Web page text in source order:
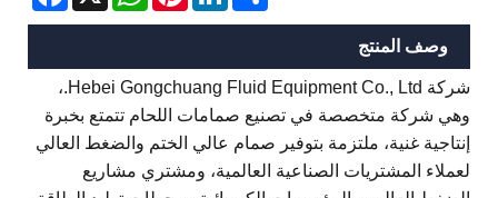
وصف المنتج
شركة Hebei Gongchuang Fluid Equipment Co., Ltd.،
وهي شركة متخصصة في تصنيع صمامات اللحام تتمتع بخبرة
إنتاجية غنية، ملتزمة بتوفير صمام عالي الختم والضغط العالي
لعملاء المشتريات الصناعية العالمية، ومشتري مشاريع